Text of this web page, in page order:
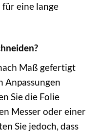
eine lange
Maß gefertigt
Anpassungen
Sie die Folie
Messer oder einer
Sie jedoch, dass